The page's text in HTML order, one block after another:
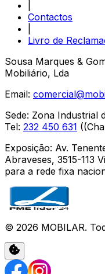
Contactos
Livro de
Sousa Marques &
Mobiliário, Lda
Email:
Sede: Zona Industrial
Tel: 232 450 631 (
Exposição: Av.
Abraveses, 3515-113
para a rede fixa
© 2026 MOBILAR.